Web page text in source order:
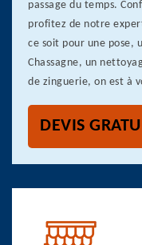
passage du temps.
profitez de notre
ce soit pour une pose,
Chassagne, un
de zinguerie, on est à
DEVIS